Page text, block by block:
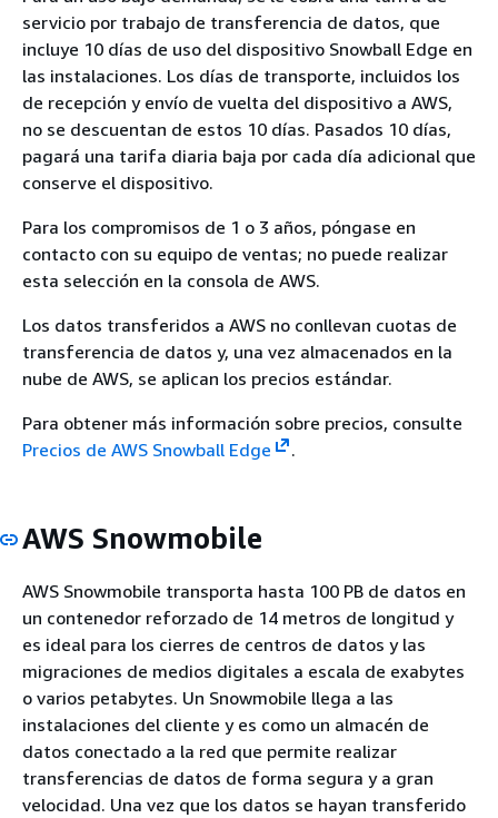
servicio por trabajo de transferencia de datos, que
incluye 10 días de uso del dispositivo Snowball Edge en
las instalaciones. Los días de transporte, incluidos los
de recepción y envío de vuelta del dispositivo a AWS,
no se descuentan de estos 10 días. Pasados 10 días,
pagará una tarifa diaria baja por cada día adicional que
conserve el dispositivo.
Para los compromisos de 1 o 3 años, póngase en
contacto con su equipo de ventas; no puede realizar
esta selección en la consola de AWS.
Los datos transferidos a AWS no conllevan cuotas de
transferencia de datos y, una vez almacenados en la
nube de AWS, se aplican los precios estándar.
Para obtener más información sobre precios, consulte
Precios de AWS Snowball Edge
.
AWS Snowmobile
AWS Snowmobile transporta hasta 100 PB de datos en
un contenedor reforzado de 14 metros de longitud y
es ideal para los cierres de centros de datos y las
migraciones de medios digitales a escala de exabytes
o varios petabytes. Un Snowmobile llega a las
instalaciones del cliente y es como un almacén de
datos conectado a la red que permite realizar
transferencias de datos de forma segura y a gran
velocidad. Una vez que los datos se hayan transferido